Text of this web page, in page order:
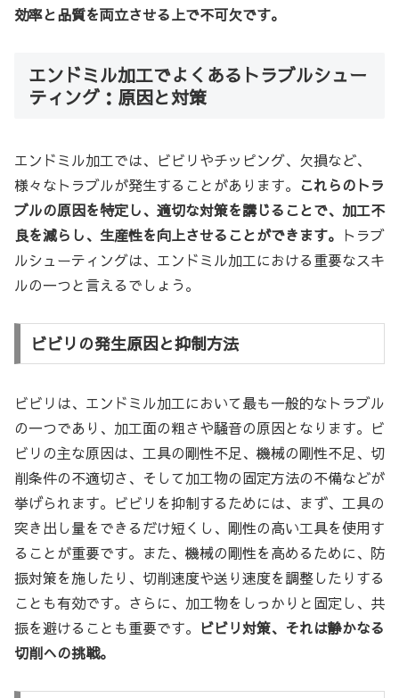
効率と品質を両立させる上で不可欠です。
エンドミル加工でよくあるトラブルシュー
ティング：原因と対策
エンドミル加工では、ビビリやチッピング、欠損など、
様々なトラブルが発生することがあります。 これらのトラ
ブルの原因を特定し、適切な対策を講じることで、加工不
良を減らし、生産性を向上させることができます。 トラブ
ルシューティングは、エンドミル加工における重要なスキ
ルの一つと言えるでしょう。
ビビリの発生原因と抑制方法
ビビリは、エンドミル加工において最も一般的なトラブル
の一つであり、加工面の粗さや騒音の原因となります。ビ
ビリの主な原因は、工具の剛性不足、機械の剛性不足、切
削条件の不適切さ、そして加工物の固定方法の不備などが
挙げられます。ビビリを抑制するためには、まず、工具の
突き出し量をできるだけ短くし、剛性の高い工具を使用す
ることが重要です。また、機械の剛性を高めるために、防
振対策を施したり、切削速度や送り速度を調整したりする
ことも有効です。さらに、加工物をしっかりと固定し、共
振を避けることも重要です。 ビビリ対策、それは静かなる
切削への挑戦。